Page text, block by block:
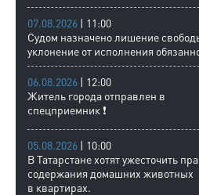
07.08.2026 | 11:00
Судом назначено лишение
уклонение от исполнения
06.08.2026 | 12:00
Житель города отправлен в
спецприемник ❗
05.08.2026 | 10:00
В Татарстане хотят ужесточить
содержания домашних животных
в квартирах.